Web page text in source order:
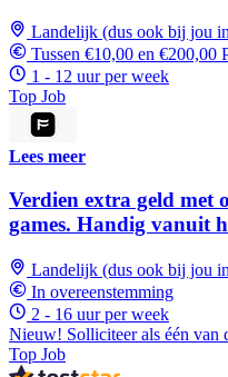
Landelijk (dus ook bij jou
Tussen €10,00 en €200,00
1 - 12 uur per week
Top Job
Lees meer
Verdien extra geld met
games. Handig vanuit
Landelijk (dus ook bij jou
In overeenstemming
2 - 16 uur per week
Nieuw! Solliciteer als één van
Top Job